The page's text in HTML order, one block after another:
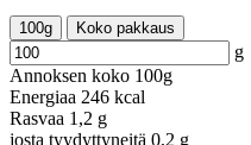
100g Koko pakkaus
g
Annoksen koko 100g
Energiaa 246 kcal
Rasvaa 1,2 g
josta tyydyttyneitä 0,2 g